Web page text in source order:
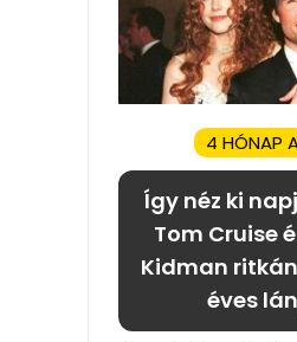
4 HÓNAP
Így néz ki
Tom Cruise
Kidman
éves